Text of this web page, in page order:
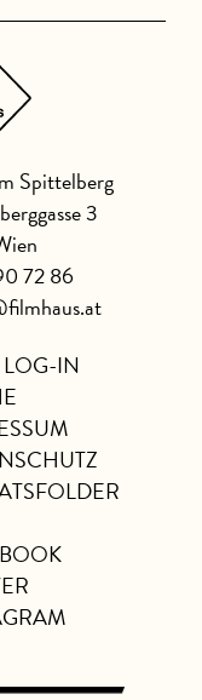
Spittelberg
3
72 86
IN